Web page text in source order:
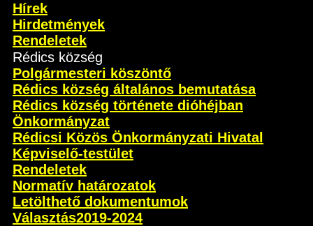
Hírek
Hirdetmények
Rendeletek
Rédics község
Polgármesteri köszöntő
Rédics község általános bemutatása
Rédics község története dióhéjban
Önkormányzat
Rédicsi Közös Önkormányzati Hivatal
Képviselő-testület
Rendeletek
Normatív határozatok
Letölthető dokumentumok
Választás2019-2024